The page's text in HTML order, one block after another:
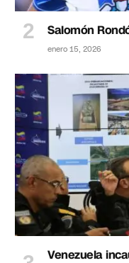
Salomón
enero 15, 2026
Venezuela